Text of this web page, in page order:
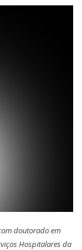
doutorado em
Hospitalares da